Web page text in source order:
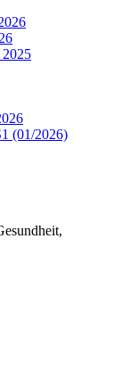
(01/2026)